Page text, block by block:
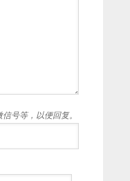
号等，以便回复。